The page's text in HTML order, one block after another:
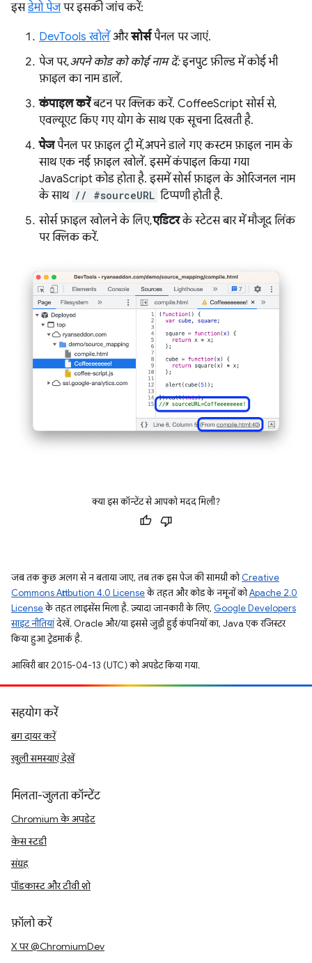
इसडेमो पेजपर इसकी जांच करें:
DevTools खोलें औरसोर्सपैनल पर जाएं.
पेज पर,अपने कोड को कोई नाम दें:इनपुट फ़ील्ड में कोई भी
फ़ाइल का नाम डालें.
कंपाइल करेंबटन पर क्लिक करें. CoffeeScript सोर्स से,
एवल्यूएट किए गए योग के साथ एक सूचना दिखती है.
पेजपैनल पर फ़ाइल ट्री में, अपने डाले गए कस्टम फ़ाइल नाम के
साथ एक नई फ़ाइल खोलें. इसमें कंपाइल किया गया
JavaScript कोड होता है. इसमें सोर्स फ़ाइल के ओरिजनल नाम
के साथ // #sourceURL टिप्पणी होती है.
सोर्स फ़ाइल खोलने के लिए,एडिटरके स्टेटस बार में मौजूद लिंक
पर क्लिक करें.
क्या इस कॉन्टेंट से आपको मदद मिली?
जब तक कुछ अलग से न बताया जाए, तब तक इस पेज की सामग्री कोCreative
Commons Attribution 4.0 Licenseके तहत और कोड के नमूनों कोApache 2.0
Licenseके तहत लाइसेंस मिला है. ज़्यादा जानकारी के लिए, Google Developers
साइट नीतियांदेखें. Oracle और/या इससे जुड़ी हुई कंपनियों का, Java एक रजिस्टर
किया हुआ ट्रेडमार्क है.
आखिरी बार 2015-04-13 (UTC) को अपडेट किया गया.
सहयोग करें
बग दायर करें
खुली समस्याएं देखें
मिलता-जुलता कॉन्टेंट
Chromium के अपडेट
केस स्टडी
संग्रह
पॉडकास्ट और टीवी शो
फ़ॉलो करें
X पर @ChromiumDev